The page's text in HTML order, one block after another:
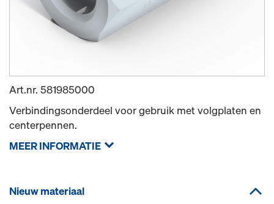
Art.nr. 581985000
Verbindingsonderdeel voor gebruik met volgplaten en
centerpennen.
MEER INFORMATIE
Nieuw materiaal